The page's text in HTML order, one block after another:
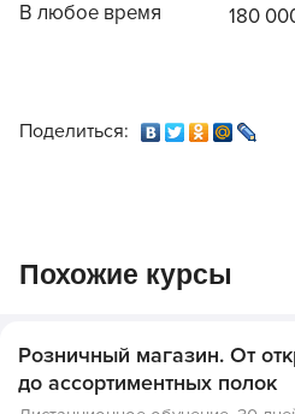
В любое время 180
Поделиться:
Похожие курсы
Розничный магазин. От
до ассортиментных полок